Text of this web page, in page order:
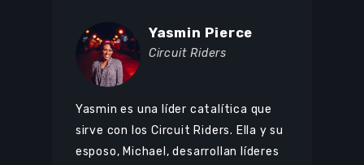
Yasmin Pierce
Circuit Riders
Yasmin es una líder catalítica que
sirve con los Circuit Riders. Ella y su
esposo, Michael, desarrollan líderes